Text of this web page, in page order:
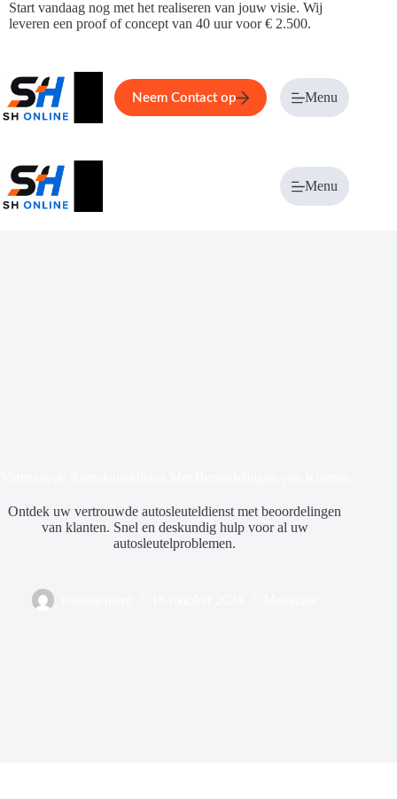
Ga
naar
Start vandaag nog met het realiseren van jouw visie. Wij
leveren een proof of concept van 40 uur voor € 2.500.
Home Service Over ons
Neem Contact op Menu
Menu
Ontdek uw vertrouwde autosleuteldienst met beoordelingen
van klanten. Snel en deskundig hulp voor al uw
autosleutelproblemen.